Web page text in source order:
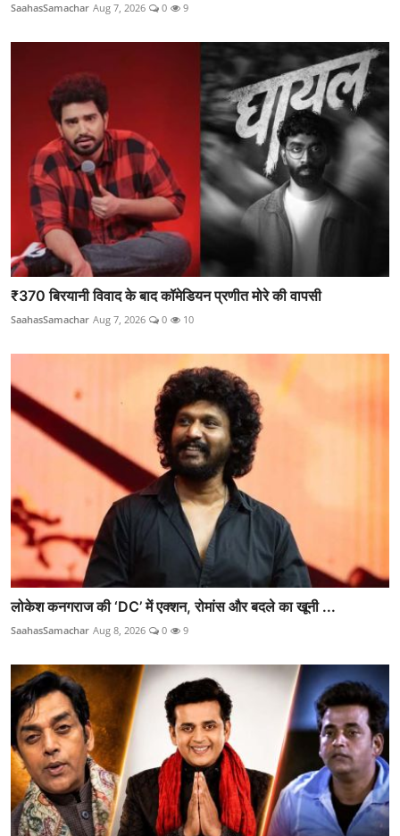
SaahasSamachar Aug 7, 2026 0 9
₹370 बिरयानी विवाद के बाद कॉमेडियन प्रणीत मोरे की वापसी
SaahasSamachar Aug 7, 2026 0 10
लोकेश कनगराज की ‘DC’ में एक्शन, रोमांस और बदले का खूनी ...
SaahasSamachar Aug 8, 2026 0 9